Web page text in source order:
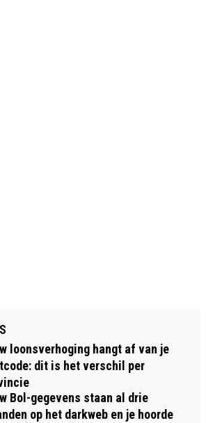
loonsverhoging hangt af van je
dit is het verschil per
Bol-gegevens staan al drie
op het darkweb en je hoorde